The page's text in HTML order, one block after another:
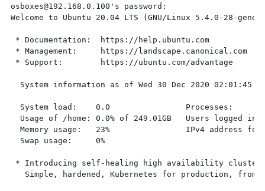
osboxes@192.168.0.100's password:
Welcome to Ubuntu 20.04 LTS (GNU/Linux 5.4.0-28-
* Documentation:  https://help.ubuntu.com
* Management:     https://landscape.canonical.com
* Support:        https://ubuntu.com/advantage
System information as of Wed 30 Dec 2020 02:01:45
System load:    0.0                Processes:
Usage of /home: 0.0% of 249.01GB   Users logged in:
Memory usage:   23%                IPv4 address
  Swap usage:     0%
* Introducing self-healing high availability clusters
Simple, hardened, Kubernetes for production, from